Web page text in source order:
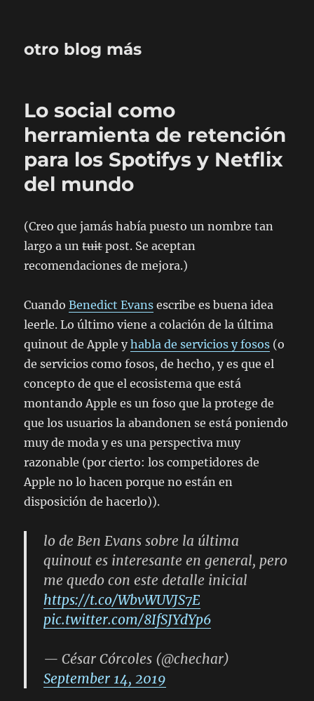
otro blog más
Lo social como
herramienta de retención
para los Spotifys y Netflix
del mundo
(Creo que jamás había puesto un nombre tan
largo a untuitpost. Se aceptan
recomendaciones de mejora.)
CuandoBenedict Evans escribe es buena idea
leerle. Lo último viene a colación de la última
quinout de Apple yhabla de servicios y fosos (o
de servicios como fosos, de hecho, y es que el
concepto de que el ecosistema que está
montando Apple es un foso que la protege de
que los usuarios la abandonen se está poniendo
muy de moda y es una perspectiva muy
razonable (por cierto: los competidores de
Apple no lo hacen porque no están en
disposición de hacerlo)).
lo de Ben Evans sobre la última
quinout es interesante en general, pero
me quedo con este detalle inicial
https://t.co/WbvWUVJS7E
pic.twitter.com/8IfSJYdYp6
— César Córcoles (@chechar)
September 14, 2019